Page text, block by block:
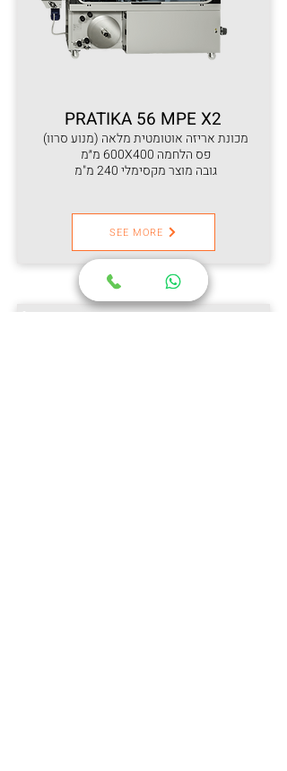
PRATIKA 56 MPE X2
מכונת אריזה אוטומטית מלאה (מנוע סרוו)
פס הלחמה 600X400 מ״מ
גובה מוצר מקסימלי 240 מ"מ
SEE MORE